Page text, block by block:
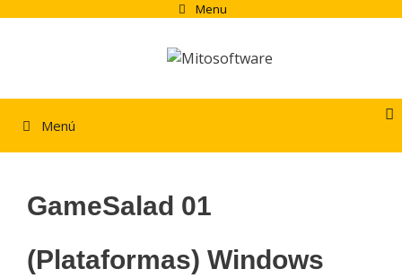
Menu
Menú
GameSalad 01
(Plataformas) Windows